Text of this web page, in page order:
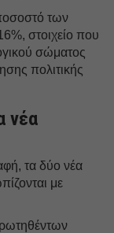
ποσοστό των
στοιχείο που
σώματος
πολιτικής
νέα
τα δύο νέα
με